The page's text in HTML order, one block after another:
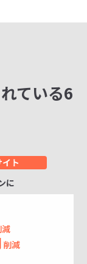
ている6
に
削減